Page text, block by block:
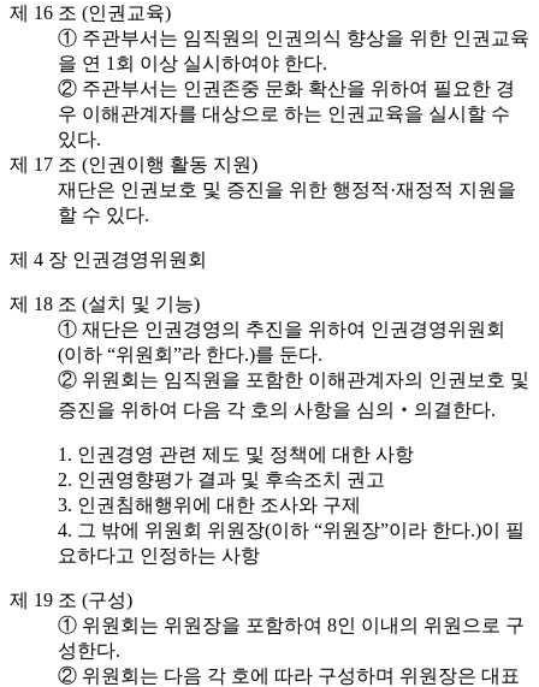
제 16 조 (인권교육)
① 주관부서는 임직원의 인권의식 향상을 위한 인권교육
을 연 1회 이상 실시하여야 한다.
② 주관부서는 인권존중 문화 확산을 위하여 필요한 경
우 이해관계자를 대상으로 하는 인권교육을 실시할 수
있다.
제 17 조 (인권이행 활동 지원)
재단은 인권보호 및 증진을 위한 행정적·재정적 지원을
할 수 있다.
제 4 장 인권경영위원회
제 18 조 (설치 및 기능)
① 재단은 인권경영의 추진을 위하여 인권경영위원회
(이하 “위원회”라 한다.)를 둔다.
② 위원회는 임직원을 포함한 이해관계자의 인권보호 및
증진을 위하여 다음 각 호의 사항을 심의‧의결한다.
1. 인권경영 관련 제도 및 정책에 대한 사항
2. 인권영향평가 결과 및 후속조치 권고
3. 인권침해행위에 대한 조사와 구제
4. 그 밖에 위원회 위원장(이하 “위원장”이라 한다.)이 필
요하다고 인정하는 사항
제 19 조 (구성)
① 위원회는 위원장을 포함하여 8인 이내의 위원으로 구
성한다.
② 위원회는 다음 각 호에 따라 구성하며 위원장은 대표